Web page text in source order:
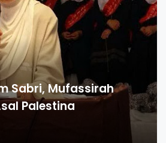
Sabri, Mufassirah
Palestina